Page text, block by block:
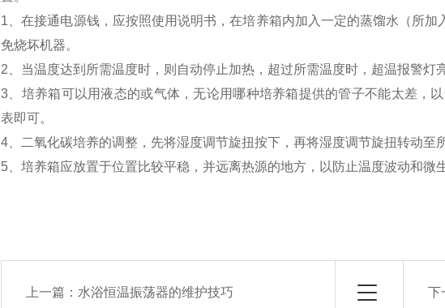
1、在接通电源钱，应按照使用说明书，在培养箱内加入一定的蒸馏水（所
免烧坏机器。
2、 当温度达到所需温度时，则自动停止加热，超过所需温度时，超温报警灯
3、 培养箱可以用液态的或气体，无论用哪种培养箱提供的管子不能太差，
表即可。
4、
二氧化碳培养的调整，先将湿度调节旋扭按下，再将湿度调节旋扭转动至
5、培养箱应放置于位置比较平稳，并远离热源的地方，以防止温度波动和微
上一篇： 水浴恒温振荡器的维护技巧 下